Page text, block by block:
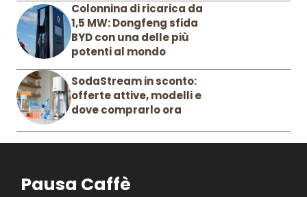
Colonnina di ricarica da
1,5 MW: Dongfeng sfida
BYD con una delle più
potenti al mondo
SodaStream in sconto:
offerte attive, modelli e
dove comprarlo ora
Pausa Caffè